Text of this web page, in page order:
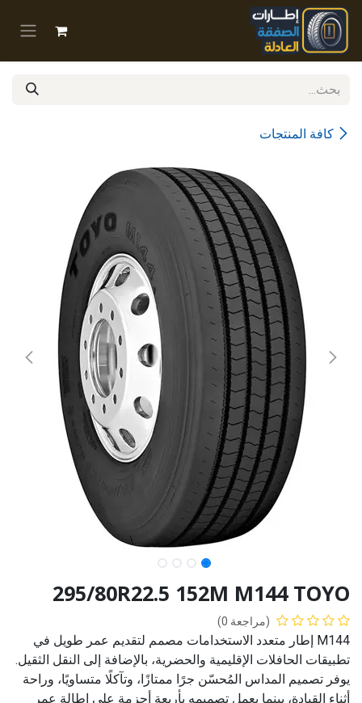
تخطي للذهاب إلى المحتوى
كافة المنتجات
295/80R22.5 152M M144 TOYO
(مراجعة 0)
M144 إطار متعدد الاستخدامات مصمم لتقديم عمر طويل في
تطبيقات الحافلات الإقليمية والحضرية، بالإضافة إلى النقل الثقيل.
يوفر تصميم المداس المُحسّن جرًا ممتازًا، وتآكلًا متساويًا، وراحة
أثناء القيادة، بينما يعمل تصميمه بأربعة أحزمة على إطالة عمر